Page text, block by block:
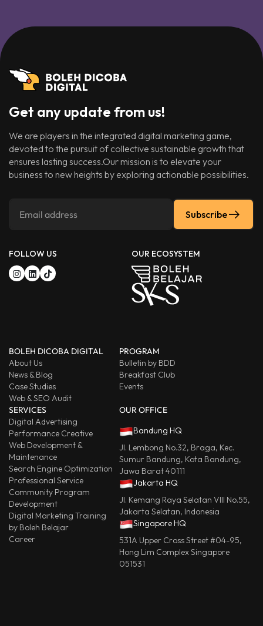
Get any update from us!
We are players in the integrated digital marketing game,
devoted to the pursuit of collective sustainable growth that
ensures lasting success.Our mission is to elevate your
business to new heights by exploring actionable possibilities.
Subscribe
FOLLOW US OUR ECOSYSTEM
BOLEH DICOBA DIGITAL
About Us
News & Blog
Case Studies
Web & SEO Audit
PROGRAM
Bulletin by BDD
Breakfast Club
Events
SERVICES
Digital Advertising
Performance Creative
Web Development &
Maintenance
Search Engine Optimization
Professional Service
Community Program
Development
Digital Marketing Training
by Boleh Belajar
Career
OUR OFFICE
Bandung HQ
Jl. Lembong No.32, Braga, Kec.
Sumur Bandung, Kota Bandung,
Jawa Barat 40111
Jakarta HQ
Jl. Kemang Raya Selatan VIII No.55,
Jakarta Selatan, Indonesia
Singapore HQ
531A Upper Cross Street #04-95,
Hong Lim Complex Singapore
051531